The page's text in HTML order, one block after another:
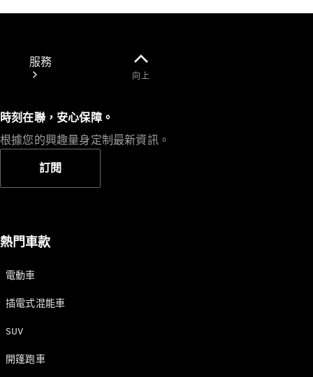
服務
所有服務
充電解決方
預約服務
支援
服務和維修
Benz Apps
車主手冊
向上
時刻在聯，安心保障。
根據您的興趣量身定制最新資訊。
訂閱
熱門車款
電動車
插電式混能車
SUV
開篷跑車